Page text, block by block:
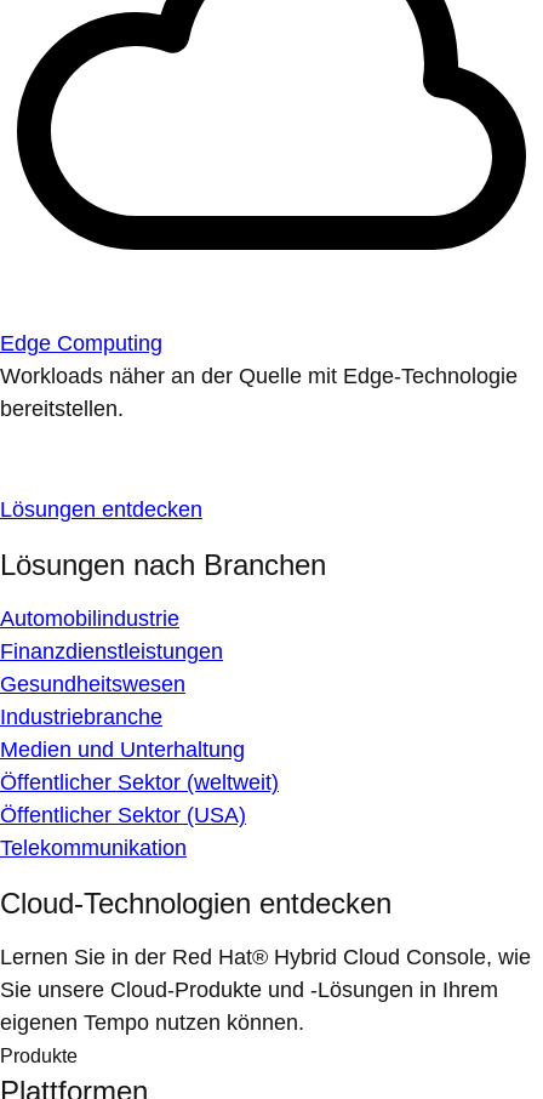
Edge Computing
Workloads näher an der Quelle mit Edge-Technologie
bereitstellen.
Lösungen entdecken
Lösungen nach Branchen
Automobilindustrie
Finanzdienstleistungen
Gesundheitswesen
Industriebranche
Medien und Unterhaltung
Öffentlicher Sektor (weltweit)
Öffentlicher Sektor (USA)
Telekommunikation
Cloud-Technologien entdecken
Lernen Sie in der Red Hat® Hybrid Cloud Console, wie
Sie unsere Cloud-Produkte und -Lösungen in Ihrem
eigenen Tempo nutzen können.
Produkte
Plattformen